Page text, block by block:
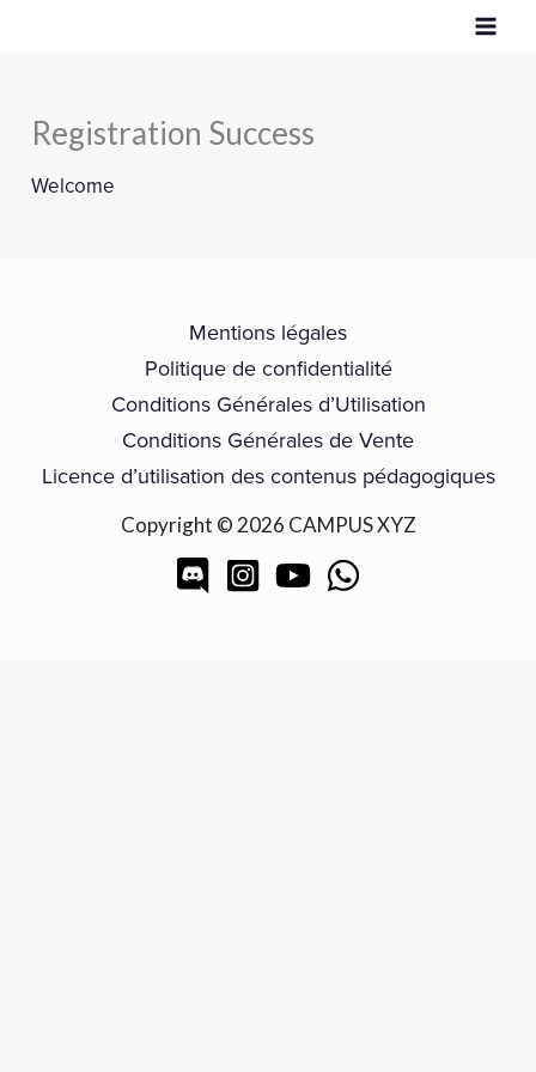
Registration Success
Welcome
Mentions légales
Politique de confidentialité
Conditions Générales d’Utilisation
Conditions Générales de Vente
Licence d’utilisation des contenus pédagogiques
Copyright © 2026 CAMPUS XYZ